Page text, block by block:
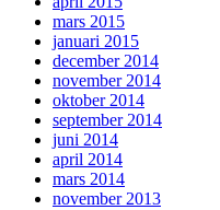
mars 2015
januari 2015
december 2014
november 2014
oktober 2014
september 2014
juni 2014
april 2014
mars 2014
november 2013